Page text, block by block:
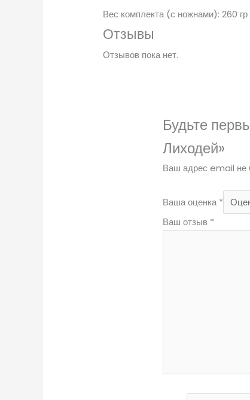
Вес комплекта (с ножнами): 260 гр
Отзывы
Отзывов пока нет.
Будьте
Лиходей»
Ваш адрес email не
Ваша оценка*
Ваш отзыв *